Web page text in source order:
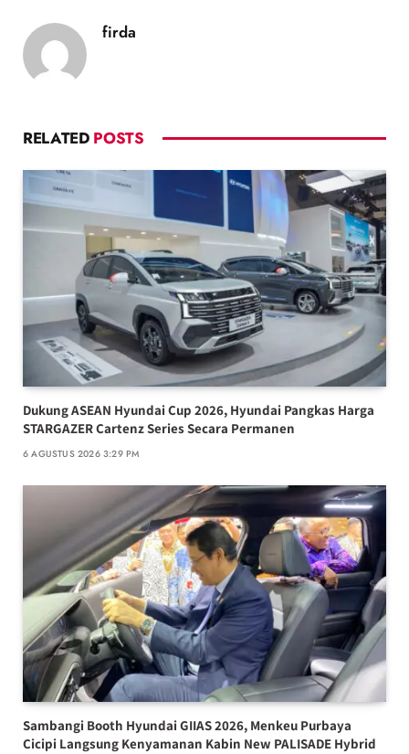
firda
RELATED POSTS
Dukung ASEAN Hyundai Cup 2026, Hyundai Pangkas Harga
STARGAZER Cartenz Series Secara Permanen
6 AGUSTUS 2026 3:29 PM
Sambangi Booth Hyundai GIIAS 2026, Menkeu Purbaya
Cicipi Langsung Kenyamanan Kabin New PALISADE Hybrid